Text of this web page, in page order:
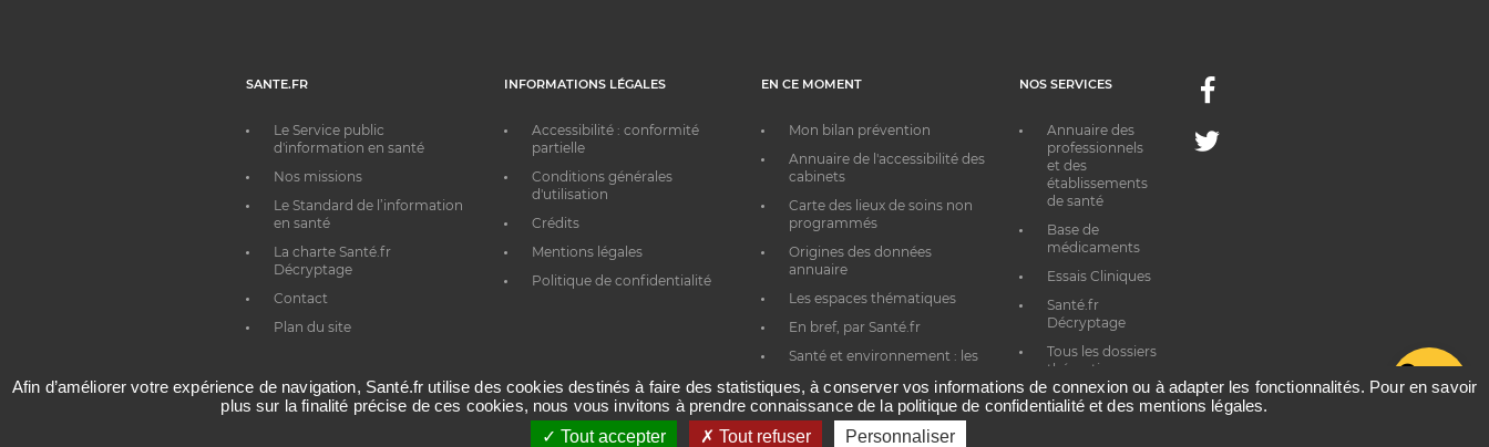
SANTE.FR
Le Service public
d'information en santé
Nos missions
Le Standard de l’information
en santé
La charte Santé.fr
Décryptage
Contact
Plan du site
INFORMATIONS LÉGALES
Accessibilité : conformité
partielle
Conditions générales
d'utilisation
Crédits
Mentions légales
Politique de confidentialité
EN CE MOMENT
Mon bilan prévention
Annuaire de l'accessibilité des
cabinets
Carte des lieux de soins non
programmés
Origines des données
annuaire
Les espaces thématiques
En bref, par Santé.fr
Santé et environnement : les
NOS SERVICES
Annuaire des
professionnels
et des
établissements
de santé
Base de
médicaments
Essais Cliniques
Santé.fr
Décryptage
Tous les dossiers
thématiques
Facebook
Twitter
Afin d’améliorer votre expérience de navigation, Santé.fr utilise des cookies destinés à faire des statistiques, à conserver vos informations de connexion ou à adapter les fonctionnalités. Pour en savoir
plus sur la finalité précise de ces cookies, nous vous invitons à prendre connaissance de la politique de confidentialité et des mentions légales.
Tout accepter
Tout refuser Personnaliser